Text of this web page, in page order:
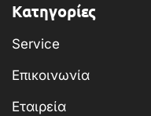
Κατηγορίες
Service
Επικοινωνία
Εταιρεία